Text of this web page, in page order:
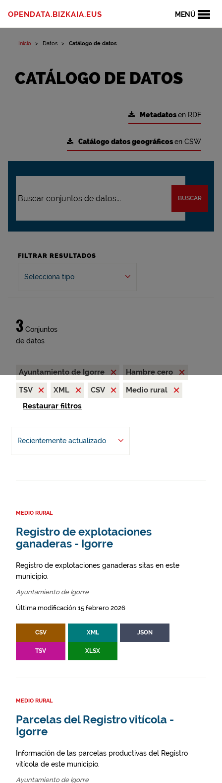
MENÚ
OPENDATA.BIZKAIA.EUS
Inicio Datos Catálogo de datos
CATÁLOGO DE DATOS
Metadatosen RDF
Catálogo datos geográficosen CSW
BUSCAR
FILTRAR RESULTADOS
Selecciona tipo
3 Conjuntos
de datos
Ayuntamiento de Igorre
Hambre cero
TSV
XML CSV
Medio rural
Restaurar filtros
Recientemente actualizado
MEDIO RURAL
Registro de explotaciones
ganaderas - Igorre
Registro de explotaciones ganaderas sitas en este
municipio.
Ayuntamiento de Igorre
Última modificación 15 febrero 2026
CSV XML JSON
TSV XLSX
MEDIO RURAL
Parcelas del Registro vitícola -
Igorre
Información de las parcelas productivas del Registro
vitícola de este municipio.
Ayuntamiento de Igorre